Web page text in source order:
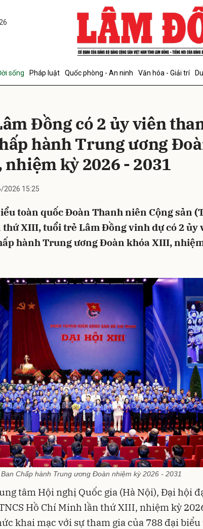
sống Pháp luật Quốc phòng - An ninh Văn hóa - Giải trí
Đồng có 2 ủy viên
hành Trung ương
kỳ 2026 - 2031
2026 15:25
toàn quốc Đoàn Thanh niên Cộng sản
thứ XIII, tuổi trẻ Lâm Đồng vinh dự có 2 ủy
hành Trung ương Đoàn khóa XIII,
Chấp hành Trung ương Đoàn nhiệm kỳ 2026 - 2031
tâm Hội nghị Quốc gia (Hà Nội), Đại hội
Hồ Chí Minh lần thứ XIII, nhiệm kỳ
khai mạc với sự tham gia của 788 đại
Gửi bình luận